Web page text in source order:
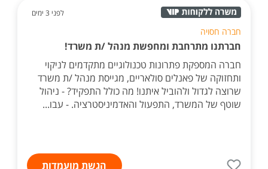
לפני 3 ימים
חברה חסויה
חברתנו מתרחבת ומחפשת מנהל /ת משרד!
חברה המספקת פתרונות טכנולוגיים מתקדמים לניקוי
ותחזוקה של פאנלים סולאריים, מגייסת מנהל /ת משרד
שרוצה לגדול ולהוביל איתנו! מה כולל התפקיד? - ניהול
שוטף של המשרד, התפעול והאדמיניסטרציה. - עבו...
הגשת מועמדות